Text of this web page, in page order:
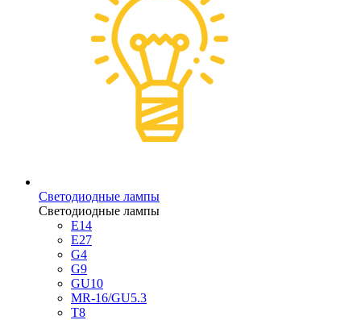
Светодиодные лампы
Светодиодные лампы
E14
E27
G4
G9
GU10
MR-16/GU5.3
T8